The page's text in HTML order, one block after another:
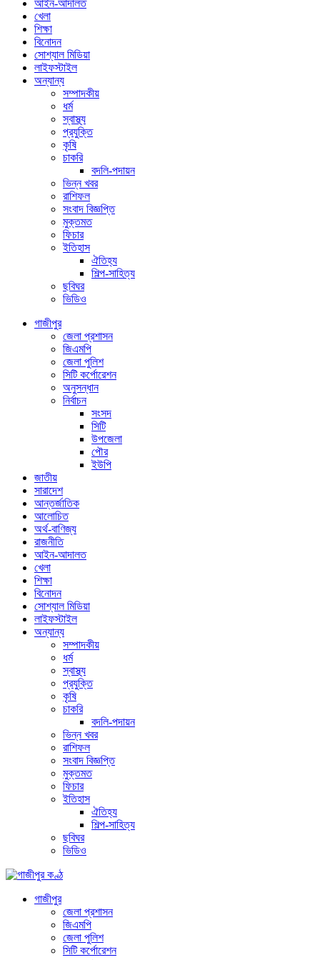
আইন-আদালত
খেলা
শিক্ষা
বিনোদন
সোশ্যাল মিডিয়া
লাইফস্টাইল
অন্যান্য
সম্পাদকীয়
ধর্ম
স্বাস্থ্য
প্রযুক্তি
কৃষি
চাকরি
বদলি-পদায়ন
ভিন্ন খবর
রাশিফল
সংবাদ বিজ্ঞপ্তি
মুক্তমত
ফিচার
ইতিহাস
ঐতিহ্য
শিল্প-সাহিত্য
ছবিঘর
ভিডিও
গাজীপুর
জেলা প্রশাসন
জিএমপি
জেলা পুলিশ
সিটি কর্পোরেশন
অনুসন্ধান
নির্বাচন
সংসদ
সিটি
উপজেলা
পৌর
ইউপি
জাতীয়
সারাদেশ
আন্তর্জাতিক
আলোচিত
অর্থ-বাণিজ্য
রাজনীতি
আইন-আদালত
খেলা
শিক্ষা
বিনোদন
সোশ্যাল মিডিয়া
লাইফস্টাইল
অন্যান্য
সম্পাদকীয়
ধর্ম
স্বাস্থ্য
প্রযুক্তি
কৃষি
চাকরি
বদলি-পদায়ন
ভিন্ন খবর
রাশিফল
সংবাদ বিজ্ঞপ্তি
মুক্তমত
ফিচার
ইতিহাস
ঐতিহ্য
শিল্প-সাহিত্য
ছবিঘর
ভিডিও
গাজীপুর
জেলা প্রশাসন
জিএমপি
জেলা পুলিশ
সিটি কর্পোরেশন